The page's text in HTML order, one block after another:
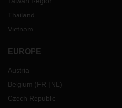
Thailand
Vietnam
EUROPE
Austria
Belgium (FR NL )
Czech Republic